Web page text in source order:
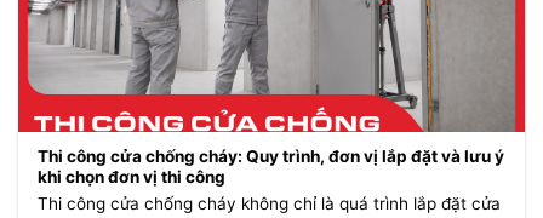
Thi công cửa chống cháy: Quy trình, đơn vị lắp đặt và lưu ý
khi chọn đơn vị thi công
Thi công cửa chống cháy không chỉ là quá trình lắp đặt cửa